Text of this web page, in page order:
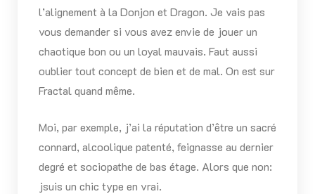
l’alignement à la Donjon et Dragon. Je vais pas
vous demander si vous avez envie de jouer un
chaotique bon ou un loyal mauvais. Faut aussi
oublier tout concept de bien et de mal. On est sur
Fractal quand même.
Moi, par exemple, j’ai la réputation d’être un sacré
connard, alcoolique patenté, feignasse au dernier
degré et sociopathe de bas étage. Alors que non:
jsuis un chic type en vrai.